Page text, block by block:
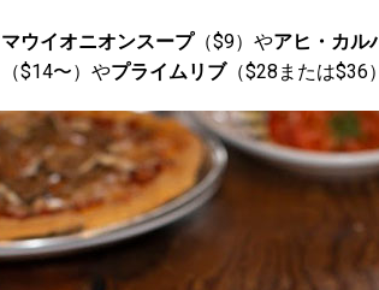
マウイオニオンスープ（$9）やアヒ・カル
（$14〜）やプライムリブ（$28または$36